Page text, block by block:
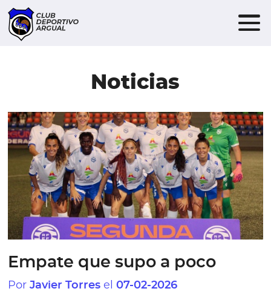
Noticias
Empate que supo a poco
PorJavier Torres el07-02-2026